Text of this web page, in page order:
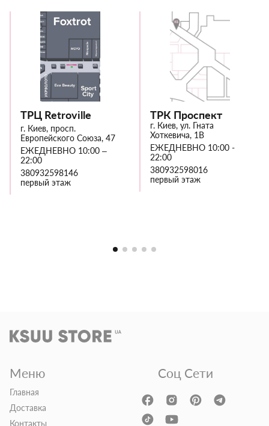
ТРЦ Retroville
г. Киев, просп.
Европейского Союза, 47
ЕЖЕДНЕВНО 10:00 –
22:00
380932598146
первый этаж
ТРК Проспект
г. Киев, ул. Гната
Хоткевича, 1В
ЕЖЕДНЕВНО 10:00 -
22:00
380932598016
первый этаж
Меню
Главная
Доставка
Контакты
Соц Сети